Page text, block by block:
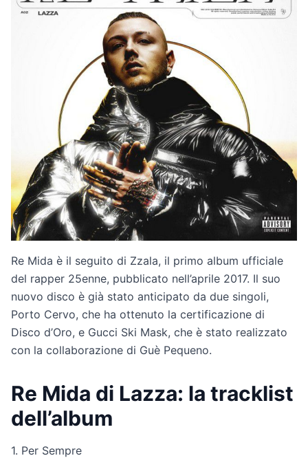
Re Mida è il seguito di Zzala, il primo album ufficiale
del rapper 25enne, pubblicato nell’aprile 2017. Il suo
nuovo disco è già stato anticipato da due singoli,
Porto Cervo, che ha ottenuto la certificazione di
Disco d’Oro, e Gucci Ski Mask, che è stato realizzato
con la collaborazione di Guè Pequeno.
Re Mida di Lazza: la tracklist
dell’album
1. Per Sempre